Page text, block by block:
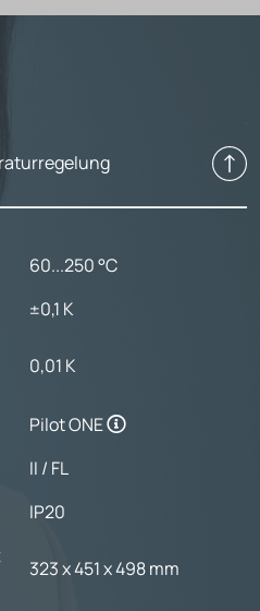
60...250 °C
±0,1 K
0,01 K
Pilot ONE
II / FL
IP20
323 x 451 x 498 mm